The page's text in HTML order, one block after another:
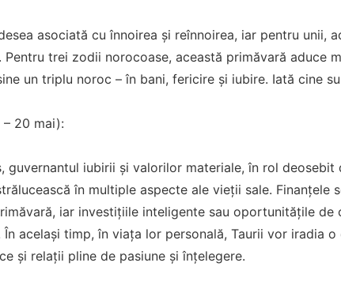
asociată cu înnoirea și reînnoirea, iar pentru unii,
Pentru trei zodii norocoase, această primăvară aduce
un triplu noroc – în bani, fericire și iubire. Iată cine
– 20 mai):
guvernantul iubirii și valorilor materiale, în rol deosebit
în multiple aspecte ale vieții sale. Finanțele
iar investițiile inteligente sau oportunitățile
același timp, în viața lor personală, Taurii vor iradia
și relații pline de pasiune și înțelegere.